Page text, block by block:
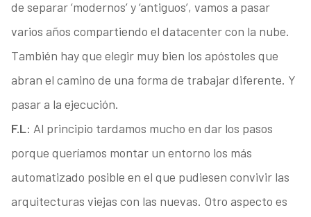
de separar ‘modernos’ y ‘antiguos’, vamos a pasar
varios años compartiendo el datacenter con la nube.
También hay que elegir muy bien los apóstoles que
abran el camino de una forma de trabajar diferente. Y
pasar a la ejecución.
F.L: Al principio tardamos mucho en dar los pasos
porque queríamos montar un entorno los más
automatizado posible en el que pudiesen convivir las
arquitecturas viejas con las nuevas. Otro aspecto es